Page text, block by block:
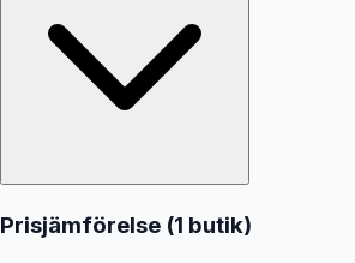
Prisjämförelse (1 butik)